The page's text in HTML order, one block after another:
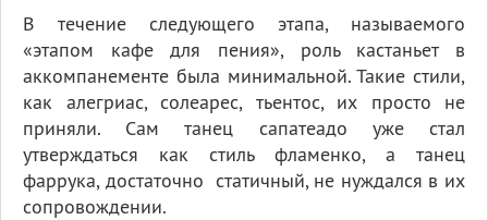
В течение следующего этапа, называемого
«этапом кафе для пения», роль кастаньет в
аккомпанементе была минимальной. Такие стили,
как алегриас, солеарес, тьентос, их просто не
приняли. Сам танец сапатеадо уже стал
утверждаться как стиль фламенко, а танец
фаррука, достаточно статичный, не нуждался в их
сопровождении.